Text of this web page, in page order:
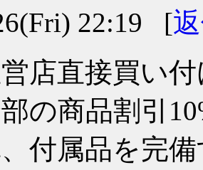
22:19 [
店直接買い
の商品割引
付属品を完